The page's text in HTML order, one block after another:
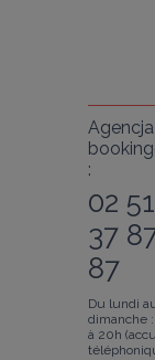
Agencja
:
02 51
37
87
Du lundi
dimanche :
à 20h